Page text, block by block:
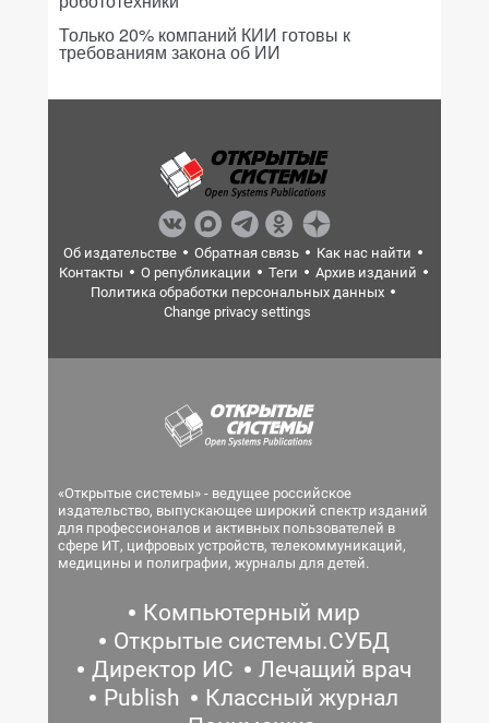
Только 20% компаний КИИ готовы к
требованиям закона об ИИ
Об издательстве Обратная связь
Как нас найти
Контакты
О републикации Теги
Архив изданий
Политика обработки персональных данных
Change privacy settings
«Открытые системы» - ведущее российское
издательство, выпускающее широкий спектр изданий
для профессионалов и активных пользователей в
сфере ИТ, цифровых устройств, телекоммуникаций,
медицины и полиграфии, журналы для детей.
Компьютерный мир
Открытые системы.СУБД
Директор ИС
Лечащий врач
Publish
Классный журнал